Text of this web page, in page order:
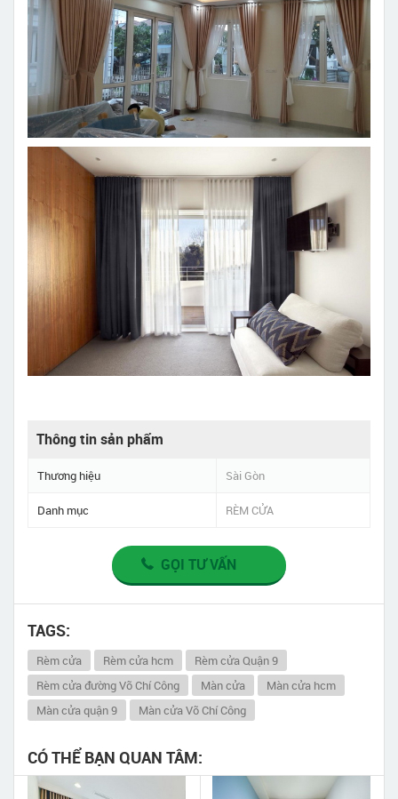
Thông tin sản phẩm
Thương hiệu Sài Gòn
Danh mục RÈM CỬA
GỌI TƯ VẤN
TAGS:
Rèm cửa Rèm cửa hcm
Rèm cửa Quận 9
Rèm cửa đường Võ Chí Công
Màn cửa
Màn cửa hcm
Màn cửa quận 9
Màn cửa Võ Chí Công
CÓ THỂ BẠN QUAN TÂM: